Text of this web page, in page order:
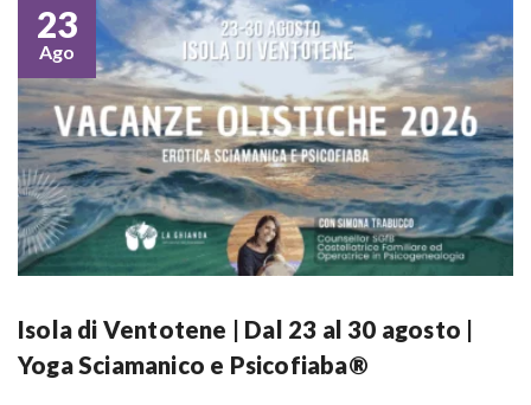
23
Ago
Isola di Ventotene | Dal 23 al 30 agosto |
Yoga Sciamanico e Psicofiaba®